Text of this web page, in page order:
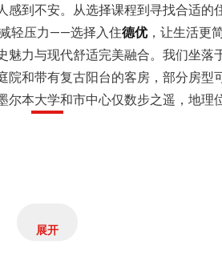
到不安。从选择课程到寻找合适的
轻压力——选择入住德优，让生活更简
魅力与现代舒适完美融合。我们坐落
和带有复古阳台的客房，部分房型
本大学和市中心仅数步之遥，地理
展开